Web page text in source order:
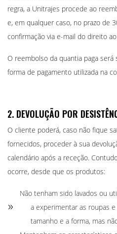
Casacos, Blusões E Coletes
Calças, Calções E Cintos
Fatos E Jardineiras
Batas E Aventais
Camisas E Blusas
regra, a Unitrajes procede ao
e, em qualquer caso, no prazo de
confirmação via e-mail do direito
O reembolso da quantia paga
forma de pagamento utilizada na
2. DEVOLUÇÃO POR
O cliente poderá, caso não fique
fornecidos, proceder à sua
calendário após a receção.
ocorre, desde que os produtos:
Não tenham sido lavados ou
a experimentar as roupas
tamanho e a forma, mas